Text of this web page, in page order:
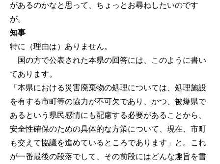
があるのかなと思って、ちょっとお尋ねしたいのです
が。
知事
特に（理由は）ありません。
国の方で公表された本県の回答には、このように書い
てあります。
「本県における災害廃棄物の処理については、処理施設
を有する市町等の協力が不可欠であり、かつ、被爆県で
あるという県民感情にも配慮する必要があることから、
安全性確保のための具体的な方策について、現在、市町
も交えて協議を進めているところであります」と。これ
が一番最後の段落でして、その前段にはどんな趣旨を書